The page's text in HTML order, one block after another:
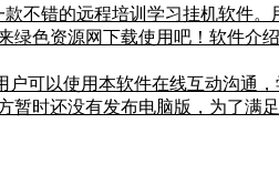
不错的远程培训学习挂机软件
色资源网下载使用吧！软件介
可以使用本软件在线互动沟通
暂时还没有发布电脑版，为了满